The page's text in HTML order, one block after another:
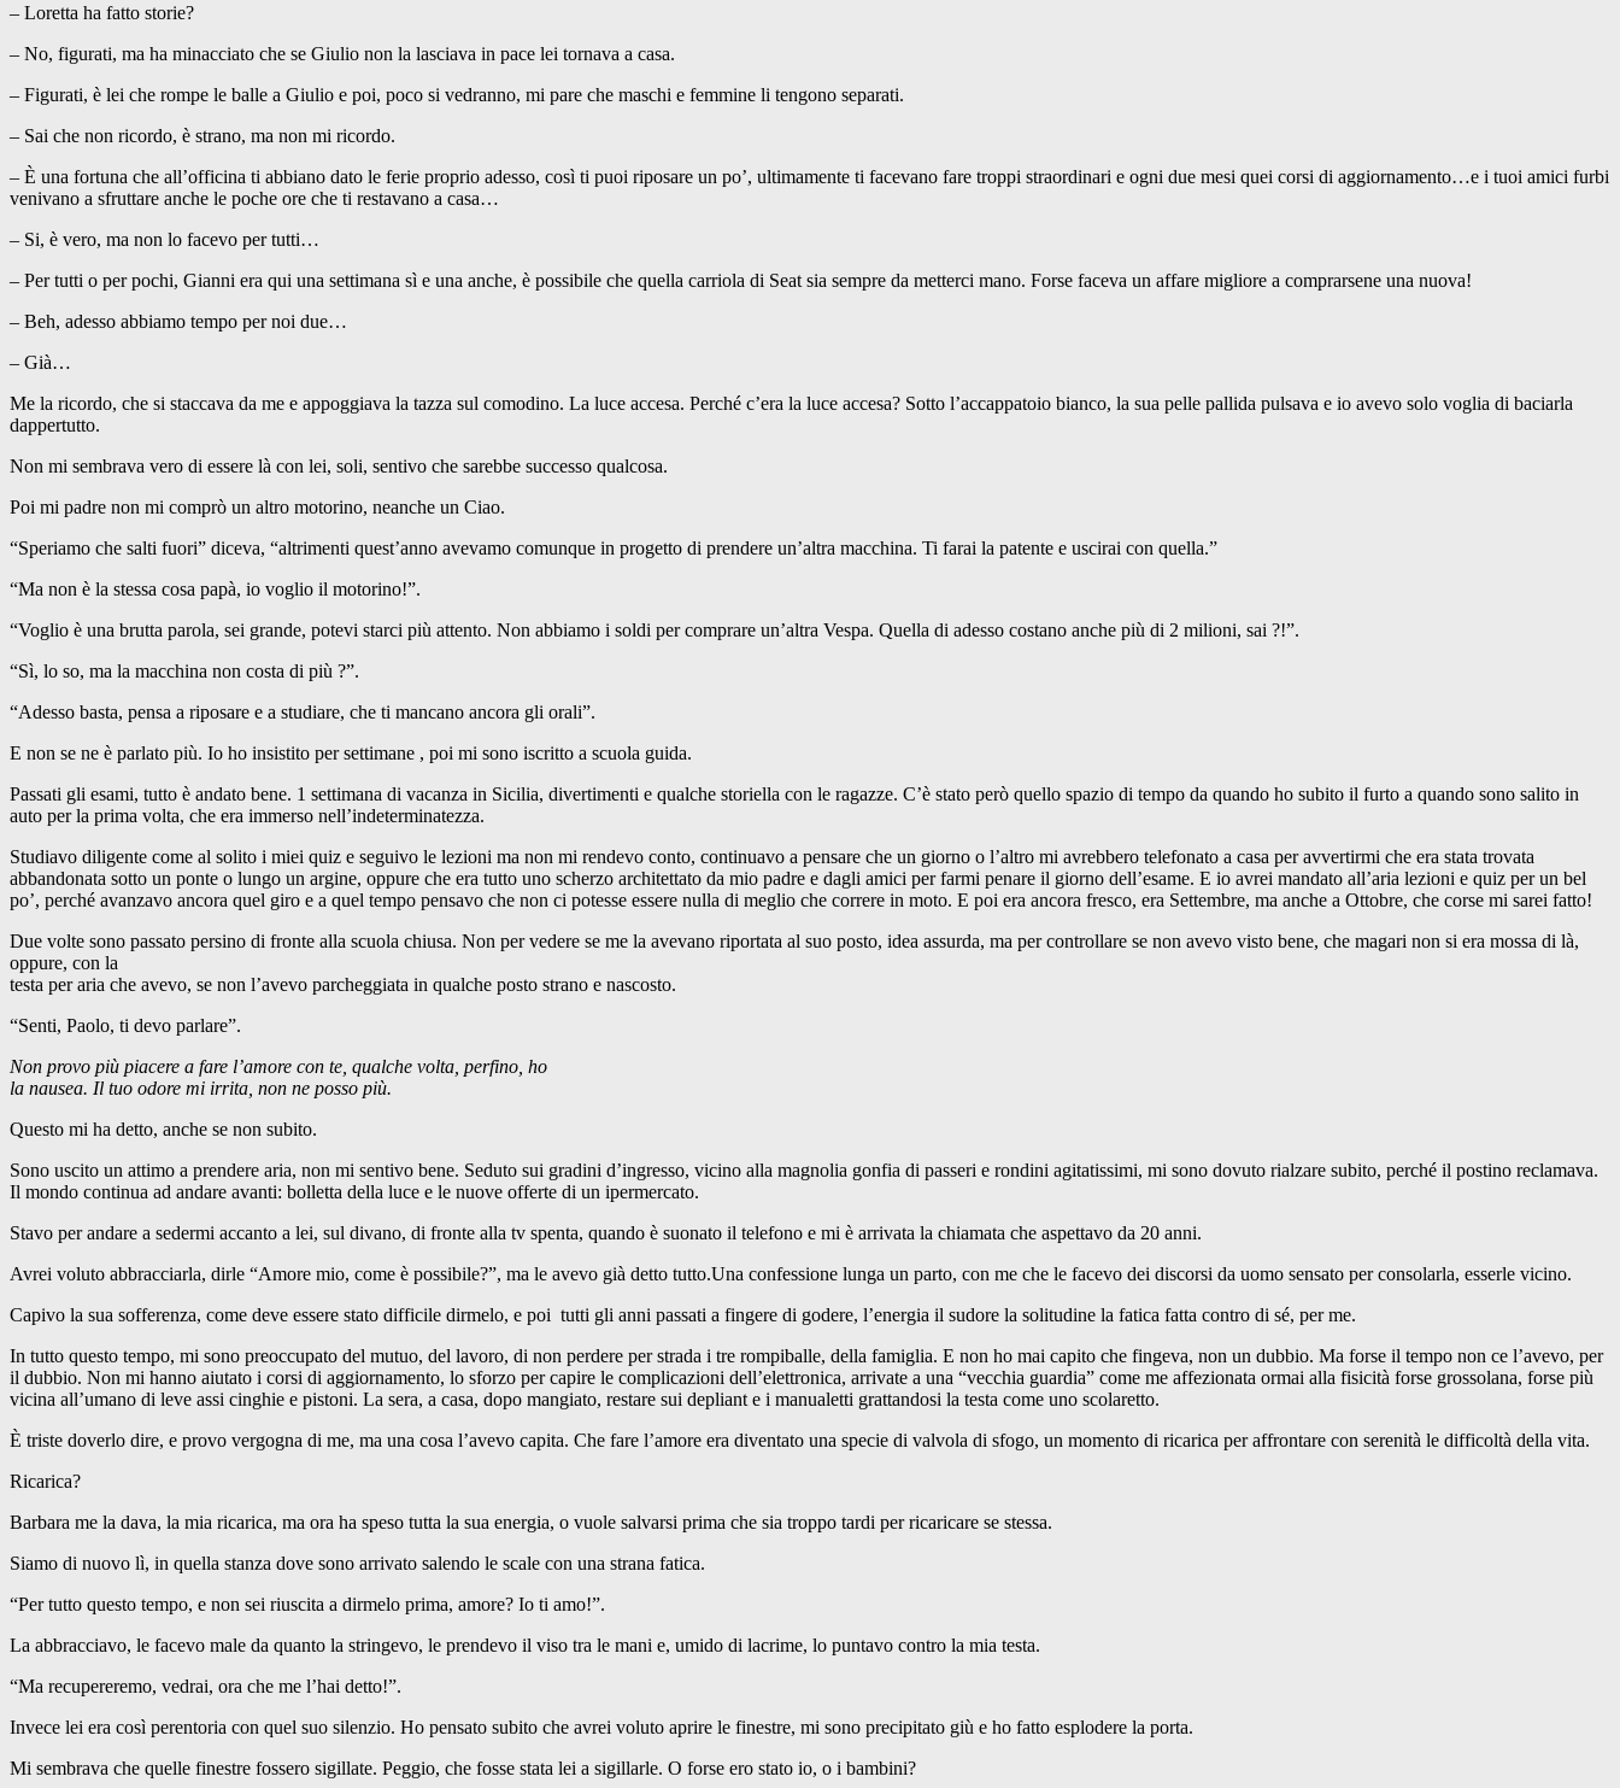
– Loretta ha fatto storie?
– No, figurati, ma ha minacciato che se Giulio non la lasciava in pace lei tornava a casa.
– Figurati, è lei che rompe le balle a Giulio e poi, poco si vedranno, mi pare che maschi e femmine li tengono separati.
– Sai che non ricordo, è strano, ma non mi ricordo.
– È una fortuna che all’officina ti abbiano dato le ferie proprio adesso, così ti puoi riposare un po’, ultimamente ti facevano fare troppi straordinari e ogni due mesi quei corsi di aggiornamento…e i tuoi amici furbi
venivano a sfruttare anche le poche ore che ti restavano a casa…
– Si, è vero, ma non lo facevo per tutti…
– Per tutti o per pochi, Gianni era qui una settimana sì e una anche, è possibile che quella carriola di Seat sia sempre da metterci mano. Forse faceva un affare migliore a comprarsene una nuova!
– Beh, adesso abbiamo tempo per noi due…
– Già…
Me la ricordo, che si staccava da me e appoggiava la tazza sul comodino. La luce accesa. Perché c’era la luce accesa? Sotto l’accappatoio bianco, la sua pelle pallida pulsava e io avevo solo voglia di baciarla
dappertutto.
Non mi sembrava vero di essere là con lei, soli, sentivo che sarebbe successo qualcosa.
Poi mi padre non mi comprò un altro motorino, neanche un Ciao.
“Speriamo che salti fuori” diceva, “altrimenti quest’anno avevamo comunque in progetto di prendere un’altra macchina. Ti farai la patente e uscirai con quella.”
“Ma non è la stessa cosa papà, io voglio il motorino!”.
“Voglio è una brutta parola, sei grande, potevi starci più attento. Non abbiamo i soldi per comprare un’altra Vespa. Quella di adesso costano anche più di 2 milioni, sai ?!”.
“Sì, lo so, ma la macchina non costa di più ?”.
“Adesso basta, pensa a riposare e a studiare, che ti mancano ancora gli orali”.
E non se ne è parlato più. Io ho insistito per settimane , poi mi sono iscritto a scuola guida.
Passati gli esami, tutto è andato bene. 1 settimana di vacanza in Sicilia, divertimenti e qualche storiella con le ragazze. C’è stato però quello spazio di tempo da quando ho subito il furto a quando sono salito in
auto per la prima volta, che era immerso nell’indeterminatezza.
Studiavo diligente come al solito i miei quiz e seguivo le lezioni ma non mi rendevo conto, continuavo a pensare che un giorno o l’altro mi avrebbero telefonato a casa per avvertirmi che era stata trovata
abbandonata sotto un ponte o lungo un argine, oppure che era tutto uno scherzo architettato da mio padre e dagli amici per farmi penare il giorno dell’esame. E io avrei mandato all’aria lezioni e quiz per un bel
po’, perché avanzavo ancora quel giro e a quel tempo pensavo che non ci potesse essere nulla di meglio che correre in moto. E poi era ancora fresco, era Settembre, ma anche a Ottobre, che corse mi sarei fatto!
Due volte sono passato persino di fronte alla scuola chiusa. Non per vedere se me la avevano riportata al suo posto, idea assurda, ma per controllare se non avevo visto bene, che magari non si era mossa di là,
oppure, con la
testa per aria che avevo, se non l’avevo parcheggiata in qualche posto strano e nascosto.
“Senti, Paolo, ti devo parlare”.
Non provo più piacere a fare l’amore con te, qualche volta, perfino, ho
la nausea. Il tuo odore mi irrita, non ne posso più.
Questo mi ha detto, anche se non subito.
Sono uscito un attimo a prendere aria, non mi sentivo bene. Seduto sui gradini d’ingresso, vicino alla magnolia gonfia di passeri e rondini agitatissimi, mi sono dovuto rialzare subito, perché il postino reclamava.
Il mondo continua ad andare avanti: bolletta della luce e le nuove offerte di un ipermercato.
Stavo per andare a sedermi accanto a lei, sul divano, di fronte alla tv spenta, quando è suonato il telefono e mi è arrivata la chiamata che aspettavo da 20 anni.
Avrei voluto abbracciarla, dirle “Amore mio, come è possibile?”, ma le avevo già detto tutto.Una confessione lunga un parto, con me che le facevo dei discorsi da uomo sensato per consolarla, esserle vicino.
Capivo la sua sofferenza, come deve essere stato difficile dirmelo, e poi tutti gli anni passati a fingere di godere, l’energia il sudore la solitudine la fatica fatta contro di sé, per me.
In tutto questo tempo, mi sono preoccupato del mutuo, del lavoro, di non perdere per strada i tre rompiballe, della famiglia. E non ho mai capito che fingeva, non un dubbio. Ma forse il tempo non ce l’avevo, per
il dubbio. Non mi hanno aiutato i corsi di aggiornamento, lo sforzo per capire le complicazioni dell’elettronica, arrivate a una “vecchia guardia” come me affezionata ormai alla fisicità forse grossolana, forse più
vicina all’umano di leve assi cinghie e pistoni. La sera, a casa, dopo mangiato, restare sui depliant e i manualetti grattandosi la testa come uno scolaretto.
È triste doverlo dire, e provo vergogna di me, ma una cosa l’avevo capita. Che fare l’amore era diventato una specie di valvola di sfogo, un momento di ricarica per affrontare con serenità le difficoltà della vita.
Ricarica?
Barbara me la dava, la mia ricarica, ma ora ha speso tutta la sua energia, o vuole salvarsi prima che sia troppo tardi per ricaricare se stessa.
Siamo di nuovo lì, in quella stanza dove sono arrivato salendo le scale con una strana fatica.
“Per tutto questo tempo, e non sei riuscita a dirmelo prima, amore? Io ti amo!”.
La abbracciavo, le facevo male da quanto la stringevo, le prendevo il viso tra le mani e, umido di lacrime, lo puntavo contro la mia testa.
“Ma recupereremo, vedrai, ora che me l’hai detto!”.
Invece lei era così perentoria con quel suo silenzio. Ho pensato subito che avrei voluto aprire le finestre, mi sono precipitato giù e ho fatto esplodere la porta.
Mi sembrava che quelle finestre fossero sigillate. Peggio, che fosse stata lei a sigillarle. O forse ero stato io, o i bambini?